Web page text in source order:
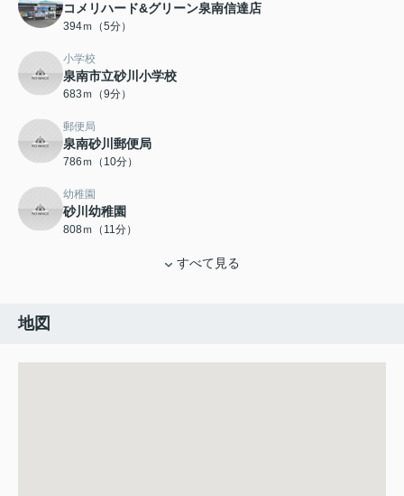
コメリハード&グリーン泉南信達店
394ｍ（5分）
小学校
泉南市立砂川小学校
683ｍ（9分）
郵便局
泉南砂川郵便局
786ｍ（10分）
幼稚園
砂川幼稚園
808ｍ（11分）
すべて見る
地図